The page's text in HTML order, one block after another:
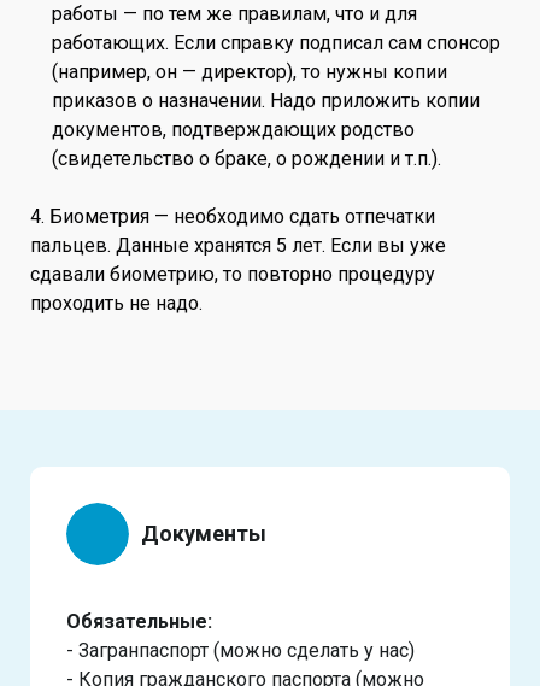
работы — по тем же правилам, что и для
работающих. Если справку подписал сам спонсор
(например, он — директор), то нужны копии
приказов о назначении. Надо приложить копии
документов, подтверждающих родство
(свидетельство о браке, о рождении и т.п.).
4. Биометрия — необходимо сдать отпечатки
пальцев. Данные хранятся 5 лет. Если вы уже
сдавали биометрию, то повторно процедуру
проходить не надо.
Документы
Обязательные:
- Загранпаспорт (можно сделать у нас)
- Копия гражданского паспорта (можно